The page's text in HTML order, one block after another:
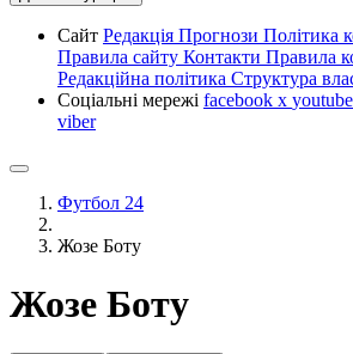
Сайт Редакція Прогнози Політика
Правила сайту Контакти Правила
Редакційна політика Структура
Соціальні мережі facebook x youtube
viber
Футбол 24
Жозе Боту
Жозе Боту